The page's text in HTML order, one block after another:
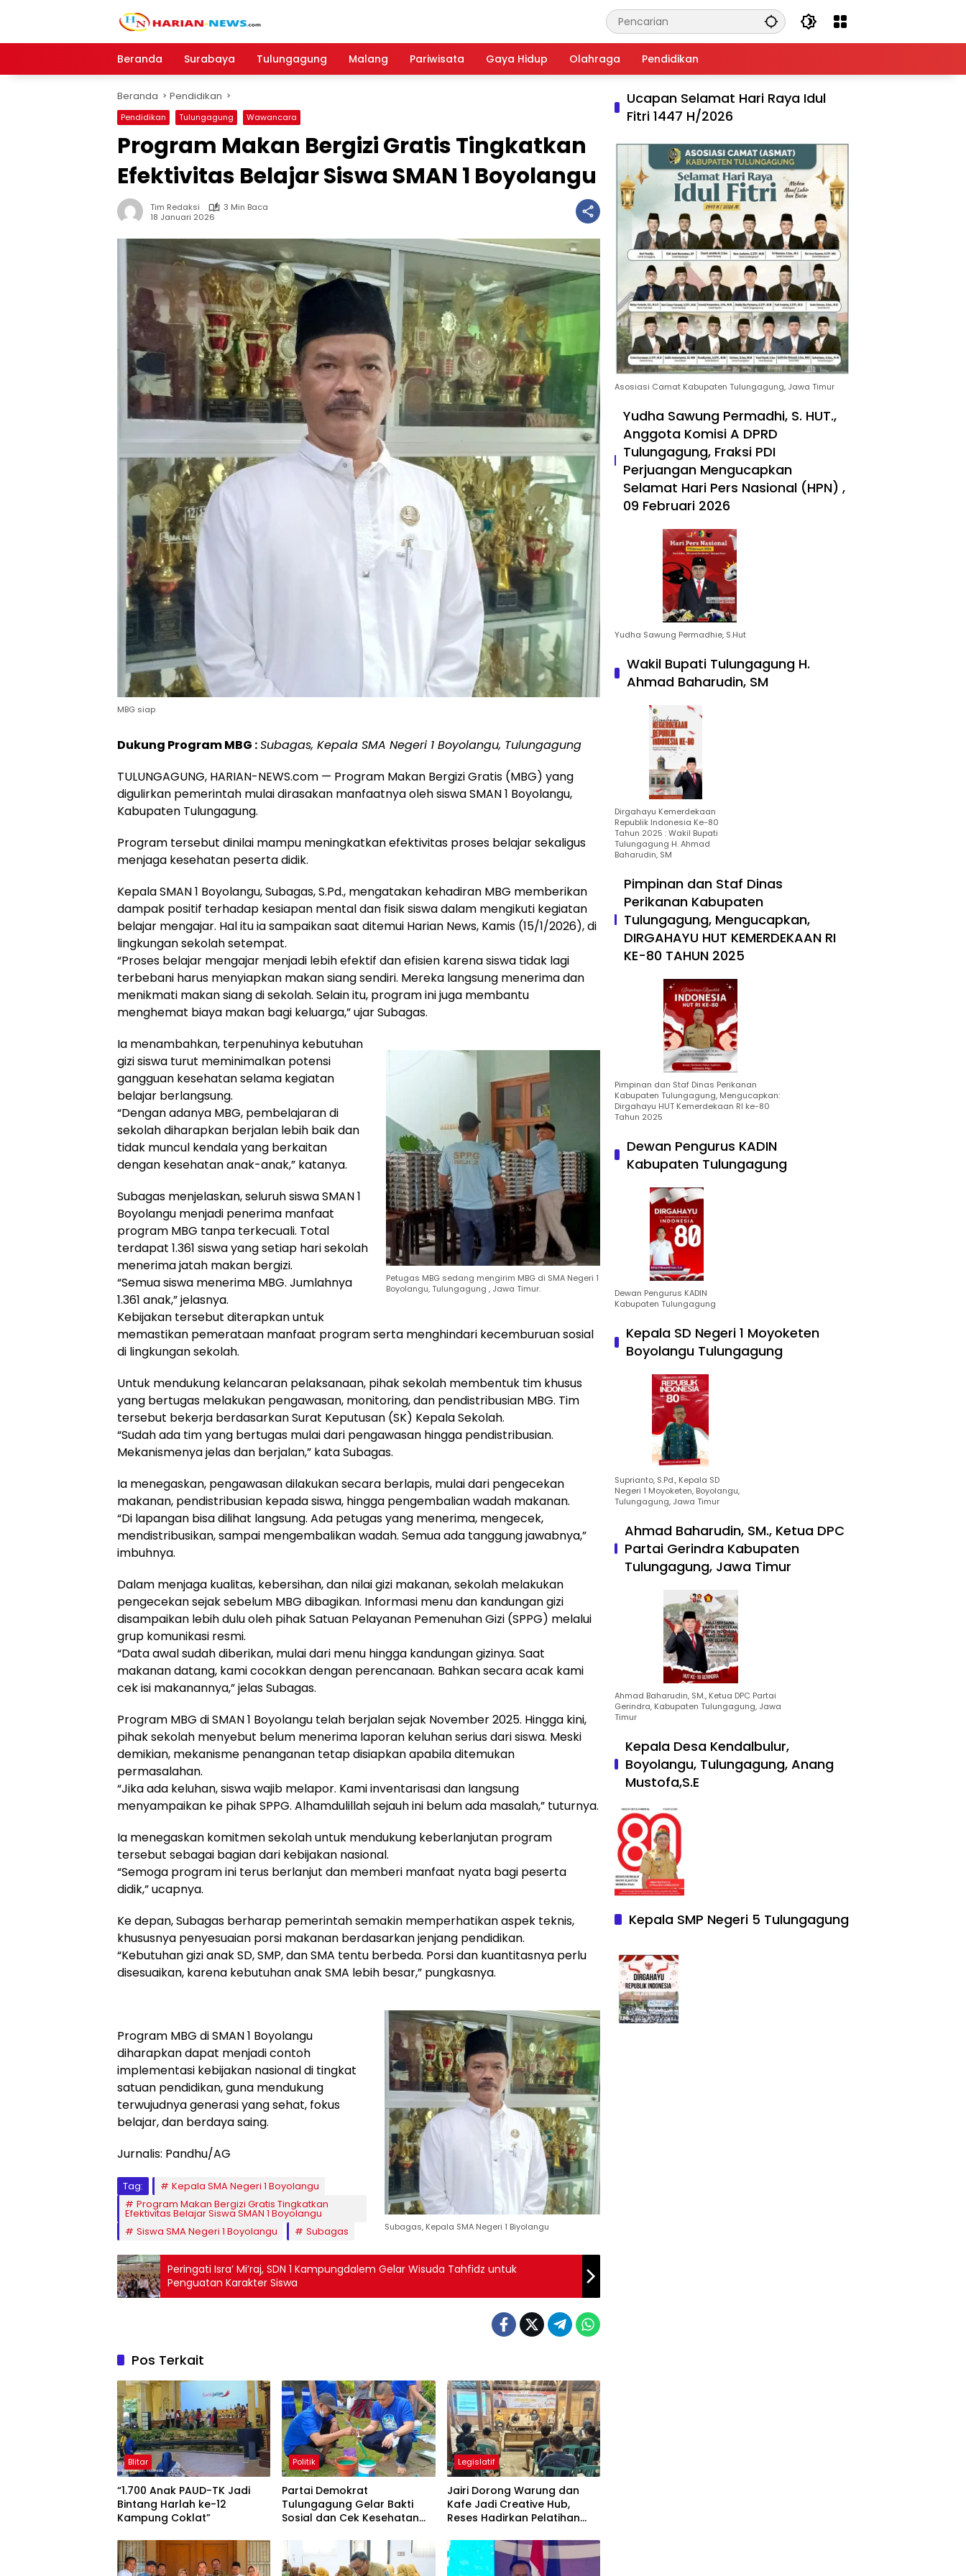
Beranda
Surabaya Tulungagung Malang Pariwisata Gaya Hidup Olahraga Pendidikan
Beranda Pendidikan
Pendidikan Tulungagung Wawancara
Program Makan Bergizi Gratis Tingkatkan
Efektivitas Belajar Siswa SMAN 1 Boyolangu
Tim Redaksi
3 Min Baca
18 Januari 2026
MBG siap
Dukung Program MBG :Subagas, Kepala SMA Negeri 1 Boyolangu, Tulungagung
TULUNGAGUNG, HARIAN-NEWS.com — Program Makan Bergizi Gratis (MBG) yang
digulirkan pemerintah mulai dirasakan manfaatnya oleh siswa SMAN 1 Boyolangu,
Kabupaten Tulungagung.
Program tersebut dinilai mampu meningkatkan efektivitas proses belajar sekaligus
menjaga kesehatan peserta didik.
Kepala SMAN 1 Boyolangu, Subagas, S.Pd., mengatakan kehadiran MBG memberikan
dampak positif terhadap kesiapan mental dan fisik siswa dalam mengikuti kegiatan
belajar mengajar. Hal itu ia sampaikan saat ditemui Harian News, Kamis (15/1/2026), di
lingkungan sekolah setempat.
“Proses belajar mengajar menjadi lebih efektif dan efisien karena siswa tidak lagi
terbebani harus menyiapkan makan siang sendiri. Mereka langsung menerima dan
menikmati makan siang di sekolah. Selain itu, program ini juga membantu
menghemat biaya makan bagi keluarga,” ujar Subagas.
Petugas MBG sedang mengirim MBG di SMA Negeri 1
Boyolangu, Tulungagung , Jawa Timur.
Ia menambahkan, terpenuhinya kebutuhan
gizi siswa turut meminimalkan potensi
gangguan kesehatan selama kegiatan
belajar berlangsung.
“Dengan adanya MBG, pembelajaran di
sekolah diharapkan berjalan lebih baik dan
tidak muncul kendala yang berkaitan
dengan kesehatan anak-anak,” katanya.
Subagas menjelaskan, seluruh siswa SMAN 1
Boyolangu menjadi penerima manfaat
program MBG tanpa terkecuali. Total
terdapat 1.361 siswa yang setiap hari sekolah
menerima jatah makan bergizi.
“Semua siswa menerima MBG. Jumlahnya
1.361 anak,” jelasnya.
Kebijakan tersebut diterapkan untuk
memastikan pemerataan manfaat program serta menghindari kecemburuan sosial
di lingkungan sekolah.
Untuk mendukung kelancaran pelaksanaan, pihak sekolah membentuk tim khusus
yang bertugas melakukan pengawasan, monitoring, dan pendistribusian MBG. Tim
tersebut bekerja berdasarkan Surat Keputusan (SK) Kepala Sekolah.
“Sudah ada tim yang bertugas mulai dari pengawasan hingga pendistribusian.
Mekanismenya jelas dan berjalan,” kata Subagas.
Ia menegaskan, pengawasan dilakukan secara berlapis, mulai dari pengecekan
makanan, pendistribusian kepada siswa, hingga pengembalian wadah makanan.
“Di lapangan bisa dilihat langsung. Ada petugas yang menerima, mengecek,
mendistribusikan, sampai mengembalikan wadah. Semua ada tanggung jawabnya,”
imbuhnya.
Dalam menjaga kualitas, kebersihan, dan nilai gizi makanan, sekolah melakukan
pengecekan sejak sebelum MBG dibagikan. Informasi menu dan kandungan gizi
disampaikan lebih dulu oleh pihak Satuan Pelayanan Pemenuhan Gizi (SPPG) melalui
grup komunikasi resmi.
“Data awal sudah diberikan, mulai dari menu hingga kandungan gizinya. Saat
makanan datang, kami cocokkan dengan perencanaan. Bahkan secara acak kami
cek isi makanannya,” jelas Subagas.
Program MBG di SMAN 1 Boyolangu telah berjalan sejak November 2025. Hingga kini,
pihak sekolah menyebut belum menerima laporan keluhan serius dari siswa. Meski
demikian, mekanisme penanganan tetap disiapkan apabila ditemukan
permasalahan.
“Jika ada keluhan, siswa wajib melapor. Kami inventarisasi dan langsung
menyampaikan ke pihak SPPG. Alhamdulillah sejauh ini belum ada masalah,” tuturnya.
Ia menegaskan komitmen sekolah untuk mendukung keberlanjutan program
tersebut sebagai bagian dari kebijakan nasional.
“Semoga program ini terus berlanjut dan memberi manfaat nyata bagi peserta
didik,” ucapnya.
Ke depan, Subagas berharap pemerintah semakin memperhatikan aspek teknis,
khususnya penyesuaian porsi makanan berdasarkan jenjang pendidikan.
“Kebutuhan gizi anak SD, SMP, dan SMA tentu berbeda. Porsi dan kuantitasnya perlu
disesuaikan, karena kebutuhan anak SMA lebih besar,” pungkasnya.
Subagas, Kepala SMA Negeri 1 Biyolangu
Program MBG di SMAN 1 Boyolangu
diharapkan dapat menjadi contoh
implementasi kebijakan nasional di tingkat
satuan pendidikan, guna mendukung
terwujudnya generasi yang sehat, fokus
belajar, dan berdaya saing.
Jurnalis: Pandhu/AG
Tag:
Kepala SMA Negeri 1 Boyolangu
Program Makan Bergizi Gratis Tingkatkan
Efektivitas Belajar Siswa SMAN 1 Boyolangu
Siswa SMA Negeri 1 Boyolangu
Subagas
Peringati Isra’ Mi’raj, SDN 1 Kampungdalem Gelar Wisuda Tahfidz untuk
Penguatan Karakter Siswa
Pos Terkait
Blitar
“1.700 Anak PAUD-TK Jadi
Bintang Harlah ke-12
Kampung Coklat”
Politik
Partai Demokrat
Tulungagung Gelar Bakti
Sosial dan Cek Kesehatan
Legislatif
Jairi Dorong Warung dan
Kafe Jadi Creative Hub,
Reses Hadirkan Pelatihan
Ucapan Selamat Hari Raya Idul
Fitri 1447 H/2026
Asosiasi Camat Kabupaten Tulungagung, Jawa Timur
Yudha Sawung Permadhi, S. HUT.,
Anggota Komisi A DPRD
Tulungagung, Fraksi PDI
Perjuangan Mengucapkan
Selamat Hari Pers Nasional (HPN) ,
09 Februari 2026
Yudha Sawung Permadhie, S.Hut
Wakil Bupati Tulungagung H.
Ahmad Baharudin, SM
Dirgahayu Kemerdekaan
Republik Indonesia Ke-80
Tahun 2025 : Wakil Bupati
Tulungagung H. Ahmad
Baharudin, SM
Pimpinan dan Staf Dinas
Perikanan Kabupaten
Tulungagung, Mengucapkan,
DIRGAHAYU HUT KEMERDEKAAN RI
KE-80 TAHUN 2025
Pimpinan dan Staf Dinas Perikanan
Kabupaten Tulungagung, Mengucapkan:
Dirgahayu HUT Kemerdekaan RI ke-80
Tahun 2025
Dewan Pengurus KADIN
Kabupaten Tulungagung
Dewan Pengurus KADIN
Kabupaten Tulungagung
Kepala SD Negeri 1 Moyoketen
Boyolangu Tulungagung
Suprianto, S.Pd., Kepala SD
Negeri 1 Moyoketen, Boyolangu,
Tulungagung, Jawa Timur
Ahmad Baharudin, SM., Ketua DPC
Partai Gerindra Kabupaten
Tulungagung, Jawa Timur
Ahmad Baharudin, SM., Ketua DPC Partai
Gerindra, Kabupaten Tulungagung, Jawa
Timur
Kepala Desa Kendalbulur,
Boyolangu, Tulungagung, Anang
Mustofa,S.E
Kepala SMP Negeri 5 Tulungagung